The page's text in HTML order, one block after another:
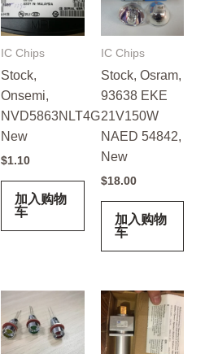
IC Chips
Stock,
Onsemi,
NVD5863NLT4G,
New
$1.10
加入购物
车
IC Chips
Stock, Osram,
93638 EKE
21V150W
NAED 54842,
New
$18.00
加入购物
车